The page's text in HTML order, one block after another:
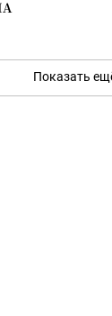
Показать